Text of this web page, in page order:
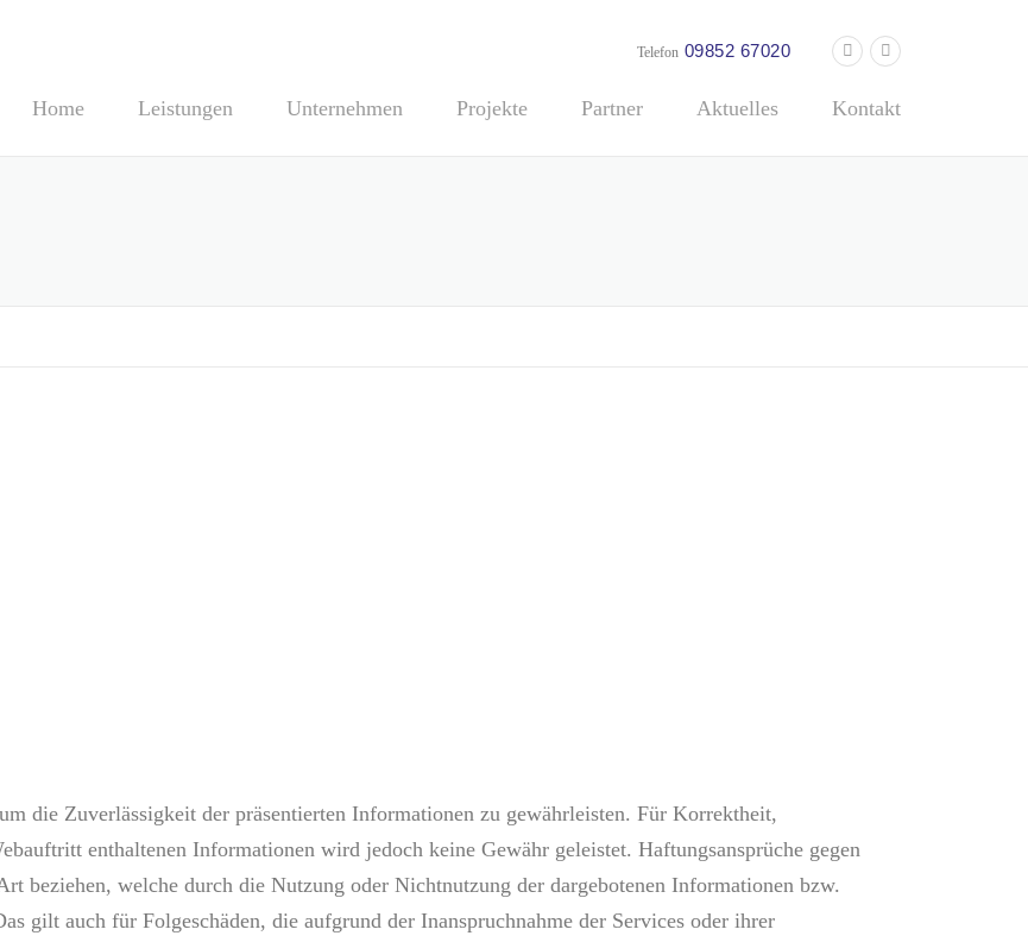
Telefon 09852 67020
Home Leistungen Unternehmen Projekte Partner Aktuelles Kontakt
die Zuverlässigkeit der präsentierten Informationen zu gewährleisten. Für Korrektheit,
enthaltenen Informationen wird jedoch keine Gewähr geleistet. Haftungsansprüche gegen
beziehen, welche durch die Nutzung oder Nichtnutzung der dargebotenen Informationen bzw.
gilt auch für Folgeschäden, die aufgrund der Inanspruchnahme der Services oder ihrer